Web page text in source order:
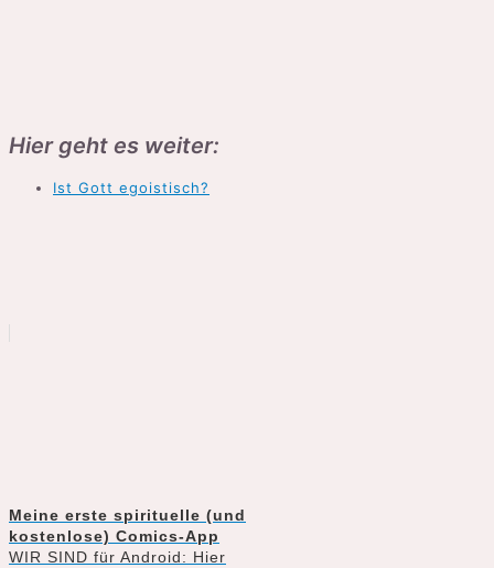
Hier geht es weiter:
Ist Gott egoistisch?
Meine erste spirituelle (und
kostenlose) Comics-App
WIR SIND für Android: Hier